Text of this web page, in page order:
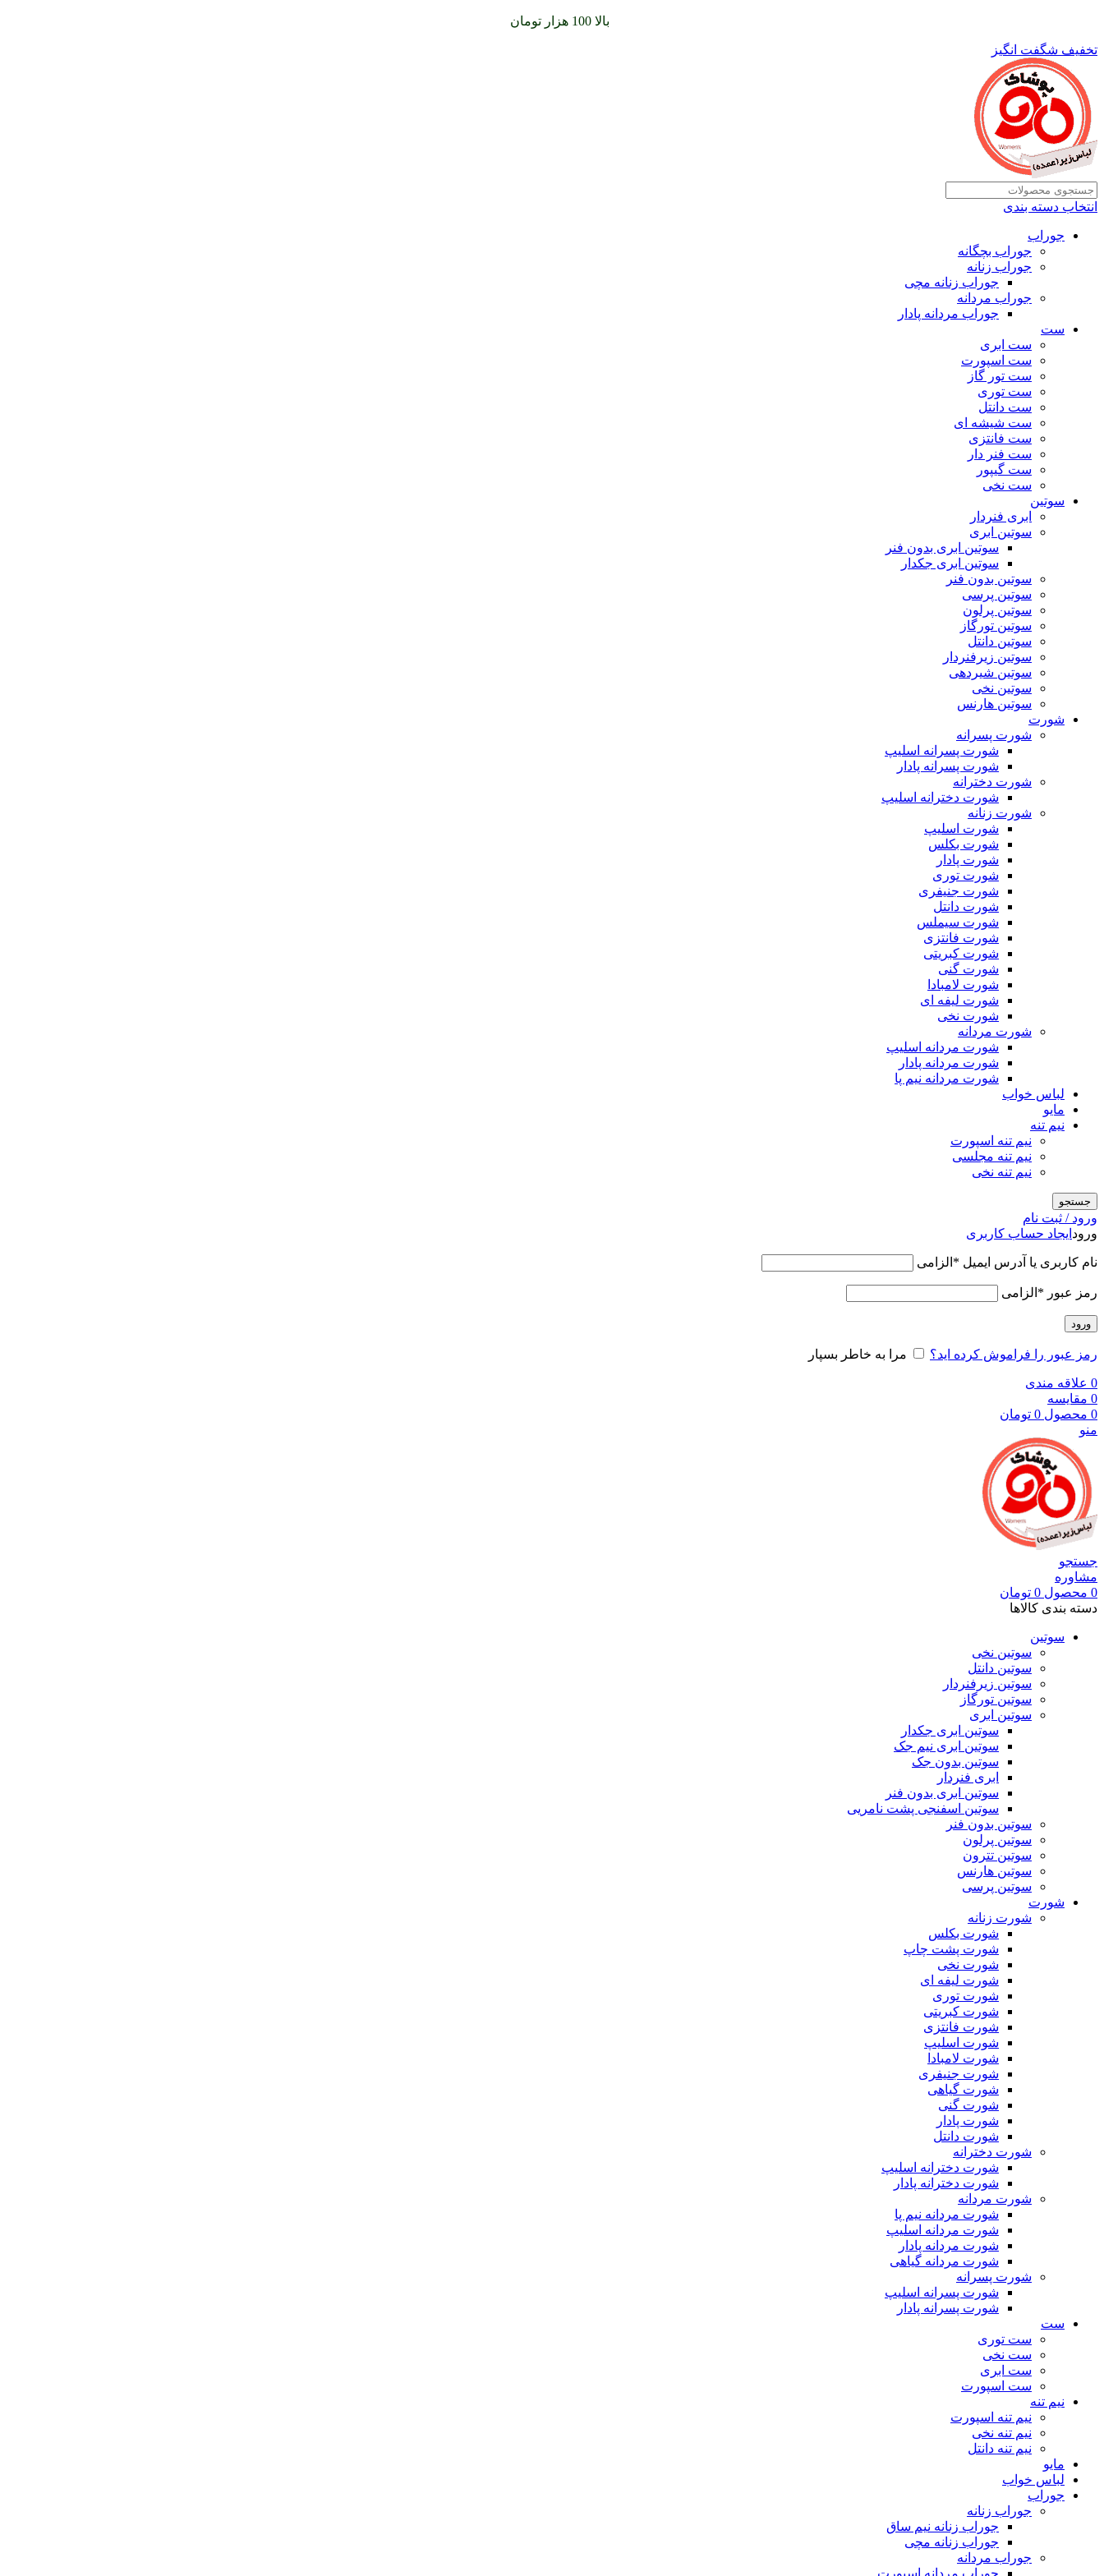
بالا 100 هزار تومان
تخفیف شگفت انگیز
انتخاب دسته بندی
جوراب
جوراب بچگانه
جوراب زنانه
جوراب زنانه مچی
جوراب مردانه
جوراب مردانه پادار
ست
ست ابری
ست اسپورت
ست تور گاز
ست توری
ست دانتل
ست شیشه ای
ست فانتزی
ست فنر دار
ست گیپور
ست نخی
سوتین
ابری فنردار
سوتین ابری
سوتین ابری بدون فنر
سوتین ابری جکدار
سوتین بدون فنر
سوتین پرسی
سوتین پرلون
سوتین تورگاز
سوتین دانتل
سوتین زیرفنردار
سوتین شیردهی
سوتین نخی
سوتین هارنس
شورت
شورت پسرانه
شورت پسرانه اسلیپ
شورت پسرانه پادار
شورت دخترانه
شورت دخترانه اسلیپ
شورت زنانه
شورت اسلیپ
شورت بکلس
شورت پادار
شورت توری
شورت جنیفری
شورت دانتل
شورت سیملس
شورت فانتزی
شورت کبریتی
شورت گنی
شورت لامبادا
شورت لیفه ای
شورت نخی
شورت مردانه
شورت مردانه اسلیپ
شورت مردانه پادار
شورت مردانه نیم پا
لباس خواب
مایو
نیم تنه
نیم تنه اسپورت
نیم تنه مجلسی
نیم تنه نخی
جستجو
ورود / ثبت نام
ورود ایجاد حساب کاربری
نام کاربری یا آدرس ایمیل * الزامی
رمز عبور * الزامی
ورود
رمز عبور را فراموش کرده اید؟ مرا به خاطر بسپار
0 علاقه مندی
0 مقایسه
0 محصول 0 تومان
منو
جستجو
مشاوره
0 محصول 0 تومان
دسته بندی کالاها
سوتین
سوتین نخی
سوتین دانتل
سوتین زیرفنردار
سوتین تورگاز
سوتین ابری
سوتین ابری جکدار
سوتین ابری نیم جک
سوتین بدون جک
ابری فنردار
سوتین ابری بدون فنر
سوتین اسفنجی پشت نامریی
سوتین بدون فنر
سوتین پرلون
سوتین تترون
سوتین هارنس
سوتین پرسی
شورت
شورت زنانه
شورت بکلس
شورت پشت چاپ
شورت نخی
شورت لیفه ای
شورت توری
شورت کبریتی
شورت فانتزی
شورت اسلیپ
شورت لامبادا
شورت جنیفری
شورت گیاهی
شورت گنی
شورت پادار
شورت دانتل
شورت دخترانه
شورت دخترانه اسلیپ
شورت دخترانه پادار
شورت مردانه
شورت مردانه نیم پا
شورت مردانه اسلیپ
شورت مردانه پادار
شورت مردانه گیاهی
شورت پسرانه
شورت پسرانه اسلیپ
شورت پسرانه پادار
ست
ست توری
ست نخی
ست ابری
ست اسپورت
نیم تنه
نیم تنه اسپورت
نیم تنه نخی
نیم تنه دانتل
مایو
لباس خواب
جوراب
جوراب زنانه
جوراب زنانه نیم ساق
جوراب زنانه مچی
جوراب مردانه